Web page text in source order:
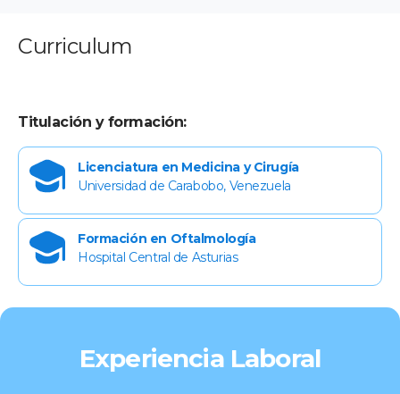
Curriculum
Titulación y formación:
Licenciatura en Medicina y Cirugía
Universidad de Carabobo, Venezuela
Formación en Oftalmología
Hospital Central de Asturias
Experiencia Laboral